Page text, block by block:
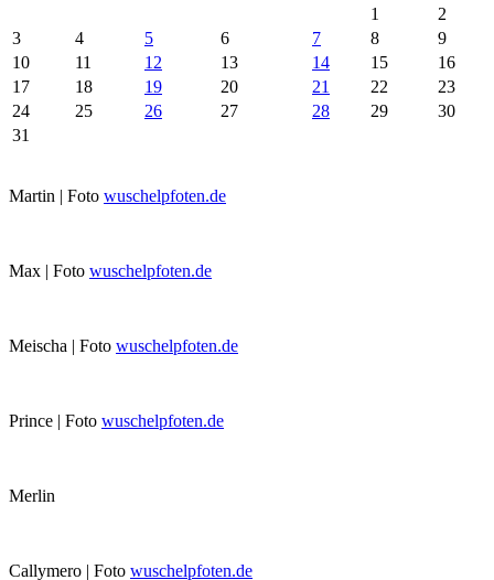
1
2
3
4 5 6 7 8
9
10
11 12 13 14 15
16
17
18 19 20 21 22
23
24
25 26 27 28 29
30
31
Martin | Foto wuschelpfoten.de
Max | Foto wuschelpfoten.de
Meischa | Foto wuschelpfoten.de
Prince | Foto wuschelpfoten.de
Merlin
Callymero | Foto wuschelpfoten.de